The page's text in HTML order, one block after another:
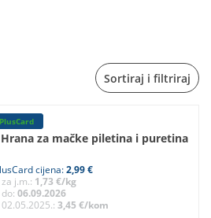
Sortiraj i filtriraj
PlusCard
za mačke piletina i puretina
cijena:2,99 €
j.m.: 1,73 €/kg
do:06.09.2026
02.05.2025.:3,45 €/kom